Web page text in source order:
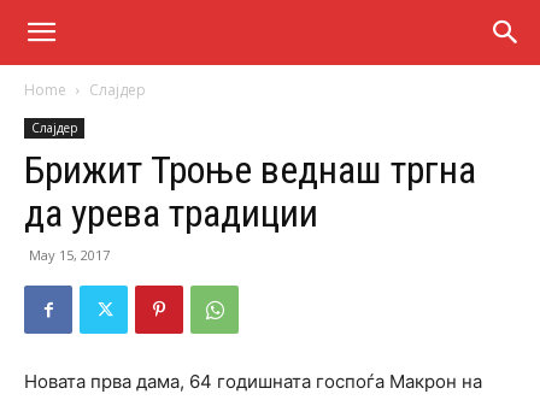
Home Слајдер
Слајдер
Брижит Троње веднаш тргна
да урева традиции
May 15, 2017
Новата прва дама, 64 годишната госпоѓа Макрон на